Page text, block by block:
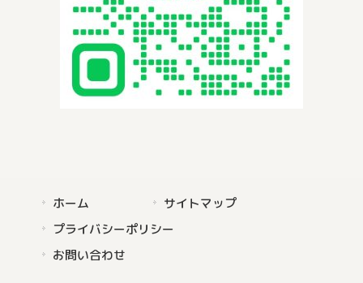
ホーム
サイトマップ
プライバシーポリシー
お問い合わせ